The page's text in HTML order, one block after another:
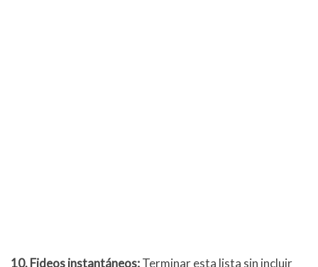
10. Fideos instantáneos:Terminar esta lista sin incluir